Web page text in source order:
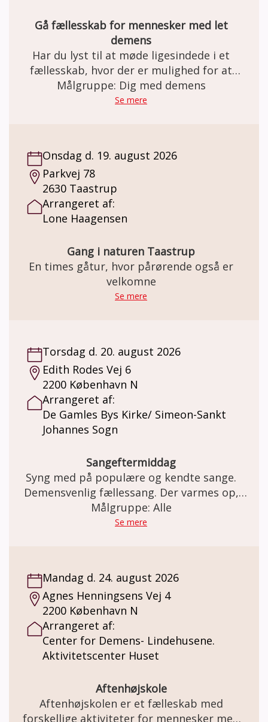
Gå fællesskab for mennesker med let
demens
Har du lyst til at møde ligesindede i et
fællesskab, hvor der er mulighed for at
skabe netværk, nye relationer – og måske
endda venskaber? Gåturene er med til at
Målgruppe: Dig med demens
Se mere
Onsdag d. 19. august 2026
Parkvej 78
2630 Taastrup
Arrangeret af:
Lone Haagensen
Gang i naturen Taastrup
En times gåtur, hvor pårørende også er
velkomne
Se mere
Torsdag d. 20. august 2026
Edith Rodes Vej 6
2200 København N
Arrangeret af:
De Gamles Bys Kirke/ Simeon-Sankt
Johannes Sogn
Sangeftermiddag
Syng med på populære og kendte sange.
Demensvenlig fællessang. Der varmes op,
inden vi synger (om årstiderne, glæder,
sorger, naturen, og meget mere i selskab)
Målgruppe: Alle
Se mere
Mandag d. 24. august 2026
Agnes Henningsens Vej 4
2200 København N
Arrangeret af:
Center for Demens- Lindehusene.
Aktivitetscenter Huset
Aftenhøjskole
Aftenhøjskolen er et fælleskab med
forskellige aktiviteter for mennesker med